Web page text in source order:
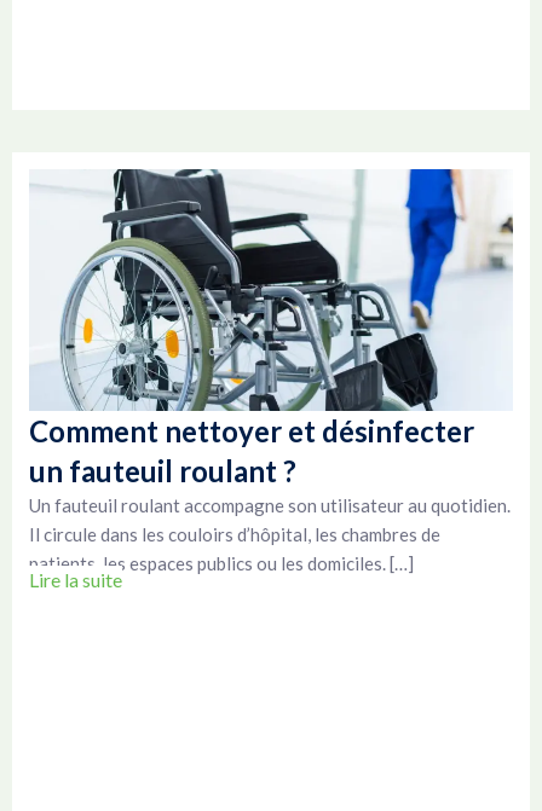
Comment nettoyer et désinfecter
un fauteuil roulant ?
Un fauteuil roulant accompagne son utilisateur au quotidien.
Il circule dans les couloirs d’hôpital, les chambres de
patients, les espaces publics ou les domiciles. […]
Lire la suite